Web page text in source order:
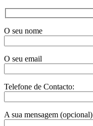
O seu nome
O seu email
Telefone de Contacto:
A sua mensagem (opcional)